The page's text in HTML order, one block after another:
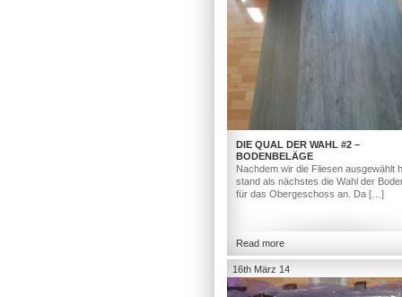
DIE QUAL DER WAHL #2 –
BODENBELÄGE
Nachdem wir die Fliesen ausgewählt
stand als nächstes die Wahl der
für das Obergeschoss an. Da […]
Read more
16th März 14